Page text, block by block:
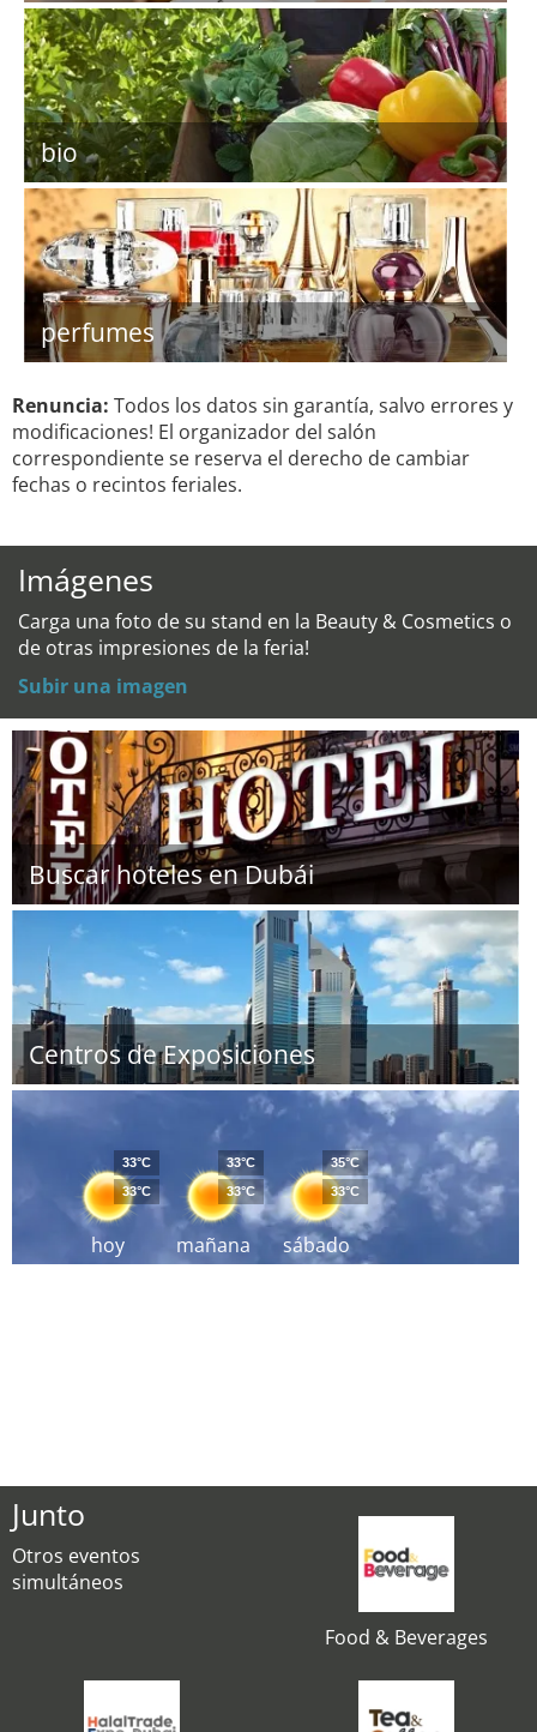
bio
perfumes
Renuncia: Todos los datos sin garantía, salvo errores y
modificaciones! El organizador del salón
correspondiente se reserva el derecho de cambiar
fechas o recintos feriales.
Imágenes
Carga una foto de su stand en la Beauty & Cosmetics o
de otras impresiones de la feria!
Subir una imagen
Buscar hoteles en Dubái
Centros de Exposiciones
hoy
33°C
33°C
mañana
33°C
33°C
sábado
35°C
33°C
Junto
Otros eventos
simultáneos
Food & Beverages